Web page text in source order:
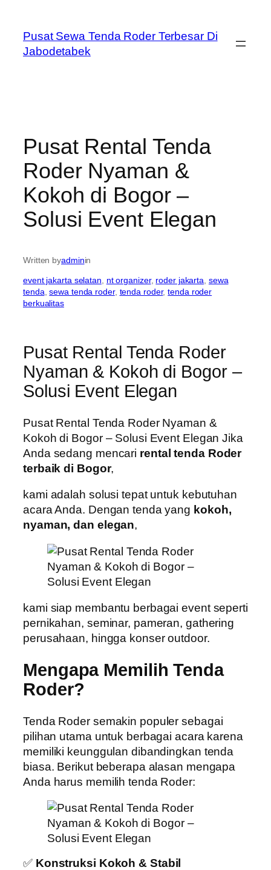
content
Pusat Sewa Tenda Roder Terbesar Di
Jabodetabek
Pusat Rental Tenda
Roder Nyaman &
Kokoh di Bogor –
Solusi Event Elegan
Written byadminin
event jakarta selatan nt organizer, roder jakarta sewa
tenda , sewa tenda roder, tenda roder, tenda roder
berkualitas
Pusat Rental Tenda Roder
Nyaman & Kokoh di Bogor –
Solusi Event Elegan
Pusat Rental Tenda Roder Nyaman &
Kokoh di Bogor – Solusi Event Elegan Jika
Anda sedang mencari rental tenda Roder
terbaik di Bogor,
kami adalah solusi tepat untuk kebutuhan
acara Anda. Dengan tenda yang kokoh,
nyaman, dan elegan,
kami siap membantu berbagai event seperti
pernikahan, seminar, pameran, gathering
perusahaan, hingga konser outdoor.
Mengapa Memilih Tenda
Roder?
Tenda Roder semakin populer sebagai
pilihan utama untuk berbagai acara karena
memiliki keunggulan dibandingkan tenda
biasa. Berikut beberapa alasan mengapa
Anda harus memilih tenda Roder:
✅ Konstruksi Kokoh & Stabil